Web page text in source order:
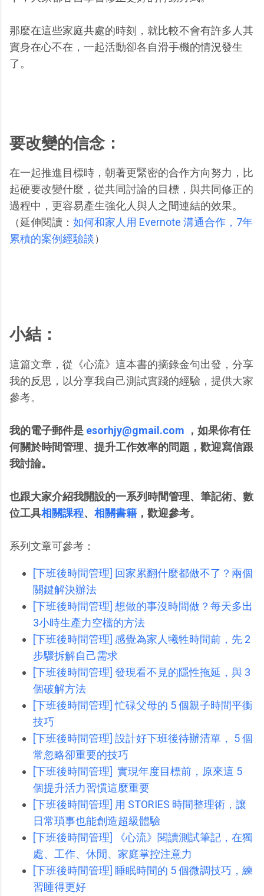
那麼在這些家庭共處的時刻，就比較不會有許多人其
實身在心不在，一起活動卻各自滑手機的情況發生
了。
要改變的信念：
在一起推進目標時，朝著更緊密的合作方向努力，比
起硬要改變什麼，從共同討論的目標，與共同修正的
過程中，更容易產生強化人與人之間連結的效果。
（延伸閱讀： 如何和家人用 Evernote 溝通合作，7年
累積的案例經驗談）
小結：
這篇文章，從《心流》這本書的摘錄金句出發，分享
我的反思，以分享我自己測試實踐的經驗，提供大家
參考。
我的電子郵件是 esorhjy@gmail.com ，如果你有任
何關於時間管理、提升工作效率的問題，歡迎寫信跟
我討論。
也跟大家介紹我開設的一系列時間管理、筆記術、數
位工具相關課程、 相關書籍 ，歡迎參考。
系列文章可參考：
[下班後時間管理] 回家累翻什麼都做不了？兩個
關鍵解決辦法
[下班後時間管理] 想做的事沒時間做？每天多出
3小時生產力空檔的方法
[下班後時間管理] 感覺為家人犧牲時間前，先 2
步驟拆解自己需求
[下班後時間管理] 發現看不見的隱性拖延，與 3
個破解方法
[下班後時間管理] 忙碌父母的 5 個親子時間平衡
技巧
[下班後時間管理] 設計好下班後待辦清單， 5 個
常忽略卻重要的技巧
[下班後時間管理] 實現年度目標前，原來這 5
個提升活力習慣這麼重要
[下班後時間管理] 用 STORIES 時間整理術，讓
日常瑣事也能創造超級體驗
[下班後時間管理] 《心流》閱讀測試筆記，在獨
處、工作、休閒、家庭掌控注意力
[下班後時間管理] 睡眠時間的 5 個微調技巧，練
習睡得更好